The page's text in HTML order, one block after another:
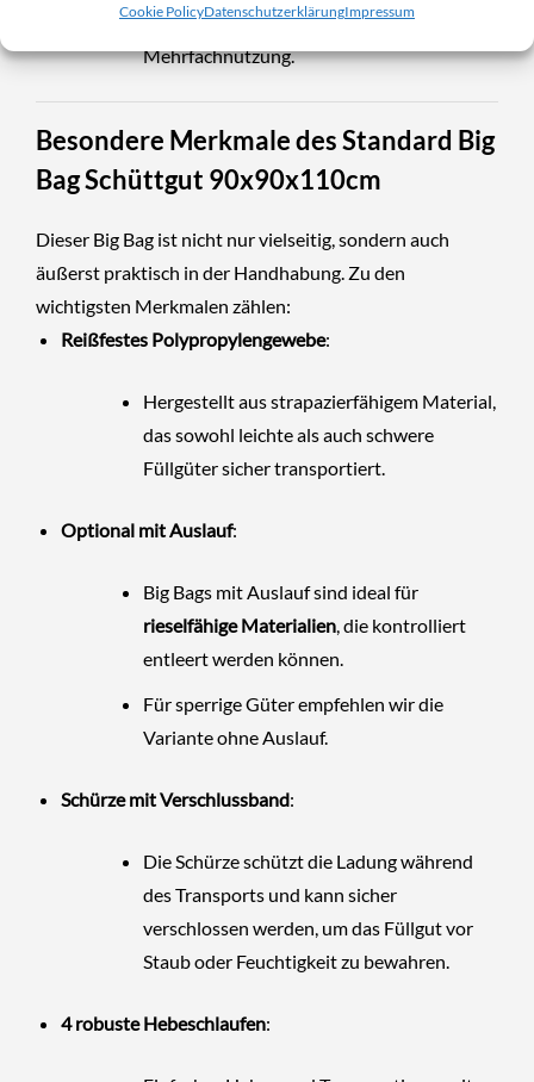
Cookie PolicyDatenschutzerklärungImpressum
Längere Lebensdauer bei
Mehrfachnutzung.
Besondere Merkmale desStandard Big
Bag Schüttgut 90x90x110cm
Dieser Big Bag ist nicht nur vielseitig, sondern auch
äußerst praktisch in der Handhabung. Zu den
wichtigsten Merkmalen zählen:
Reißfestes Polypropylengewebe:
Hergestellt aus strapazierfähigem Material,
das sowohl leichte als auch schwere
Füllgüter sicher transportiert.
Optional mit Auslauf:
Big Bags mit Auslauf sind ideal für
rieselfähige Materialien, die kontrolliert
entleert werden können.
Für sperrige Güter empfehlen wir die
Variante ohne Auslauf.
Schürze mit Verschlussband:
Die Schürze schützt die Ladung während
des Transports und kann sicher
verschlossen werden, um das Füllgut vor
Staub oder Feuchtigkeit zu bewahren.
4 robuste Hebeschlaufen: